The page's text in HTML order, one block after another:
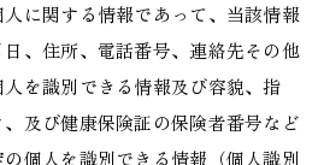
に関する情報であって、当該情報
、住所、電話番号、連絡先その他
を識別できる情報及び容貌、指
及び健康保険証の保険者番号など
個人を識別できる情報（個人識別